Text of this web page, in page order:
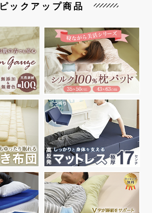
ピックアップ商品